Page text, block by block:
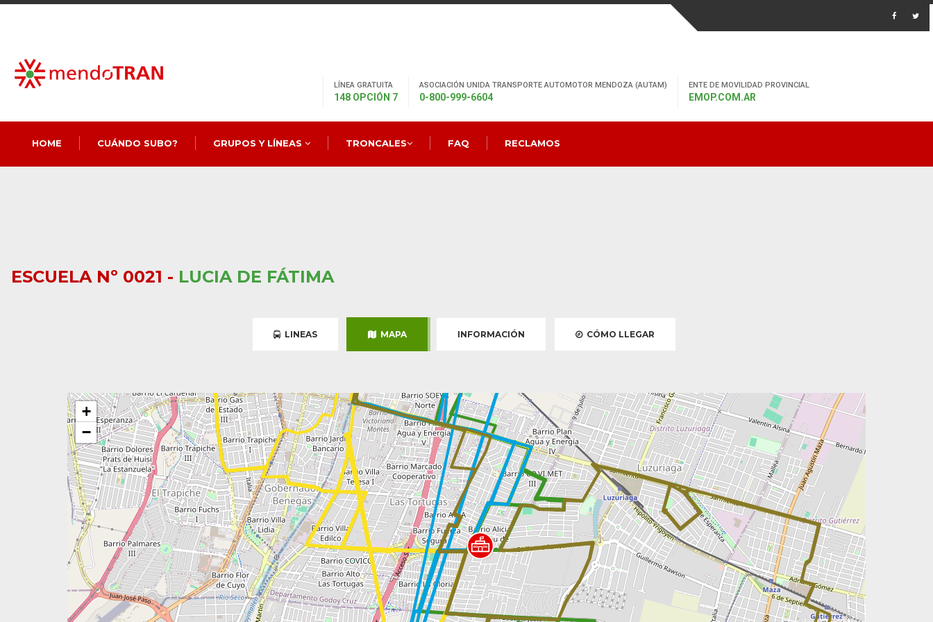
LÍNEA GRATUITA
148 OPCIÓN 7
ASOCIACIÓN UNIDA TRANSPORTE AUTOMOTOR MENDOZA (AUTAM)
0-800-999-6604
ENTE DE MOVILIDAD PROVINCIAL
EMOP.COM.AR
HOME CUÁNDO SUBO? GRUPOS Y LÍNEAS TRONCALES FAQ RECLAMOS
ESCUELA Nº 0021 - LUCIA DE FÁTIMA
LINEAS MAPA INFORMACIÓN CÓMO LLEGAR
+
−